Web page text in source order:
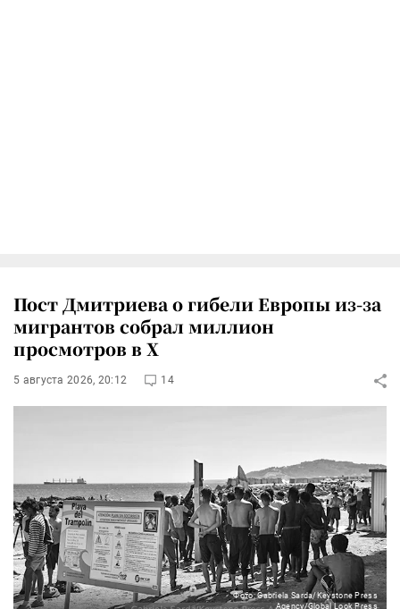
Пост Дмитриева о гибели Европы из-за
мигрантов собрал миллион
просмотров в X
5 августа 2026, 20:12 14
Фото: Gabriela Sarda/Keystone Press
Agency/Global Look Press